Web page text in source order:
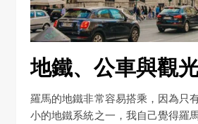
地鐵、公車與觀
羅馬的地鐵非常容易搭乘，因為只
小的地鐵系統之一，我自己覺得羅